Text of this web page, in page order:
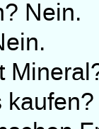
Nein.